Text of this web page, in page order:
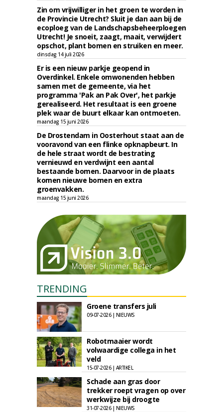
Zin om vrijwilliger in het groen te worden in
de Provincie Utrecht? Sluit je dan aan bij de
ecoploeg van de Landschapsbeheerploegen
Utrecht! Je snoeit, zaagt, maait, verwijdert
opschot, plant bomen en struiken en meer.
dinsdag 14 juli 2026
Er is een nieuw parkje geopend in
Overdinkel. Enkele omwonenden hebben
samen met de gemeente, via het
programma 'Pak an Pak Over', het parkje
gerealiseerd. Het resultaat is een groene
plek waar de buurt elkaar kan ontmoeten.
maandag 15 juni 2026
De Drostendam in Oosterhout staat aan de
vooravond van een flinke opknapbeurt. In
de hele straat wordt de bestrating
vernieuwd en verdwijnt een aantal
bestaande bomen. Daarvoor in de plaats
komen nieuwe bomen en extra
groenvakken.
maandag 15 juni 2026
TRENDING
Groene transfers juli
09-07-2026 | NIEUWS
Robotmaaier wordt
volwaardige collega in het
veld
15-07-2026 | ARTIKEL
Schade aan gras door
trekker roept vragen op over
werkwijze bij droogte
31-07-2026 | NIEUWS